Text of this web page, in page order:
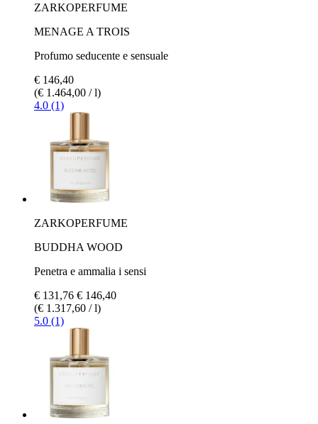
ZARKOPERFUME
MENAGE A TROIS
Profumo seducente e sensuale
€ 146,40
(€ 1.464,00 / l)
4.0 (1)
ZARKOPERFUME
BUDDHA WOOD
Penetra e ammalia i sensi
€ 131,76 € 146,40
(€ 1.317,60 / l)
5.0 (1)